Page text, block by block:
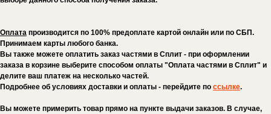
Оплата производится по 100% предоплате картой онлайн или по СБП.
Принимаем карты любого банка.
Вы также можете оплатить заказ частями в Сплит - при оформлении
заказа в корзине выберите способом оплаты "Оплата частями в Сплит" и
делите ваш платеж на несколько частей.
Подробнее об условиях доставки и оплаты - перейдите по ссылке.
Вы можете примерить товар прямо на пункте выдачи заказов. В случае,